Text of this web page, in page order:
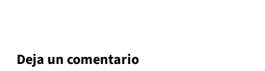
Deja un comentario